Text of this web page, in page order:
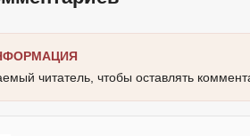
читатель, чтобы оставлять